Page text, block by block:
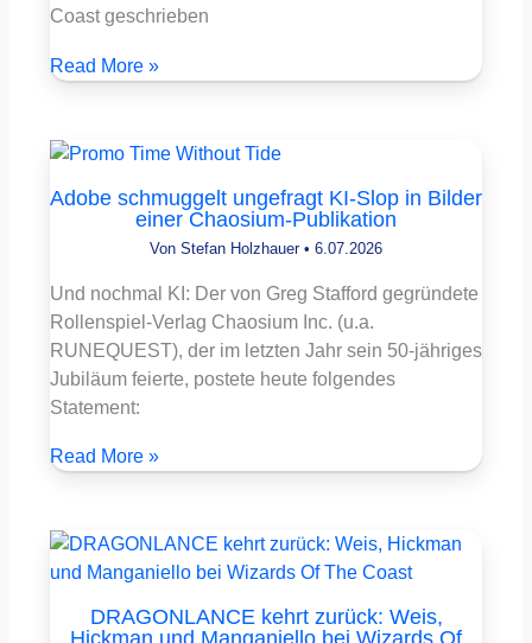
Coast geschrieben
Read More »
Adobe schmuggelt ungefragt KI-Slop in Bilder
einer Chaosium-Publikation
Von Stefan Holzhauer • 6.07.2026
Und nochmal KI: Der von Greg Stafford gegründete
Rollenspiel-Verlag Chaosium Inc. (u.a.
RUNEQUEST), der im letzten Jahr sein 50-jähriges
Jubiläum feierte, postete heute folgendes
Statement:
Read More »
DRAGONLANCE kehrt zurück: Weis,
Hickman und Manganiello bei Wizards Of